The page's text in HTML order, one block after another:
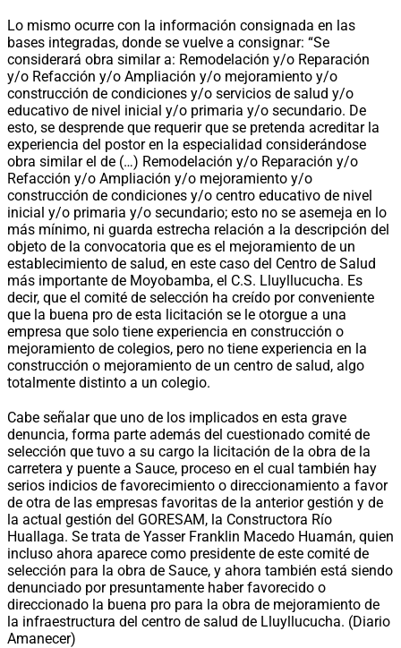
Lo mismo ocurre con la información consignada en las
bases integradas, donde se vuelve a consignar: “Se
considerará obra similar a: Remodelación y/o Reparación
y/o Refacción y/o Ampliación y/o mejoramiento y/o
construcción de condiciones y/o servicios de salud y/o
educativo de nivel inicial y/o primaria y/o secundario. De
esto, se desprende que requerir que se pretenda acreditar la
experiencia del postor en la especialidad considerándose
obra similar el de (…) Remodelación y/o Reparación y/o
Refacción y/o Ampliación y/o mejoramiento y/o
construcción de condiciones y/o centro educativo de nivel
inicial y/o primaria y/o secundario; esto no se asemeja en lo
más mínimo, ni guarda estrecha relación a la descripción del
objeto de la convocatoria que es el mejoramiento de un
establecimiento de salud, en este caso del Centro de Salud
más importante de Moyobamba, el C.S. Lluyllucucha. Es
decir, que el comité de selección ha creído por conveniente
que la buena pro de esta licitación se le otorgue a una
empresa que solo tiene experiencia en construcción o
mejoramiento de colegios, pero no tiene experiencia en la
construcción o mejoramiento de un centro de salud, algo
totalmente distinto a un colegio.
Cabe señalar que uno de los implicados en esta grave
denuncia, forma parte además del cuestionado comité de
selección que tuvo a su cargo la licitación de la obra de la
carretera y puente a Sauce, proceso en el cual también hay
serios indicios de favorecimiento o direccionamiento a favor
de otra de las empresas favoritas de la anterior gestión y de
la actual gestión del GORESAM, la Constructora Río
Huallaga. Se trata de Yasser Franklin Macedo Huamán, quien
incluso ahora aparece como presidente de este comité de
selección para la obra de Sauce, y ahora también está siendo
denunciado por presuntamente haber favorecido o
direccionado la buena pro para la obra de mejoramiento de
la infraestructura del centro de salud de Lluyllucucha. (Diario
Amanecer)